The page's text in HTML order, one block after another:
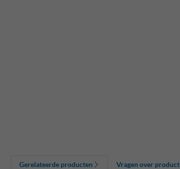
Gerelateerde producten Vragen over product